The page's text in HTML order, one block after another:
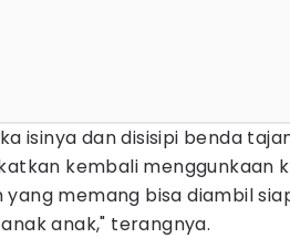
isinya dan disisipi benda
kembali menggunkaan
yang memang bisa diambil
anak," terangnya.